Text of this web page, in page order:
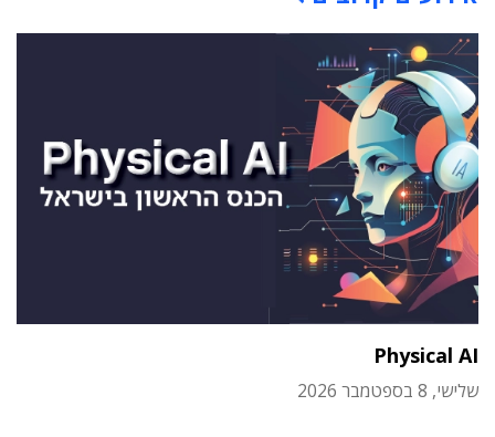
Physical AI
שלישי, 8 בספטמבר 2026